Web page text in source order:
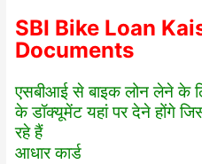
SBI Bike Loan
Documents
एसबीआई से बाइक लोन लेने के
के डॉक्यूमेंट यहां पर देने होंगे
रहे हैं
आधार कार्ड